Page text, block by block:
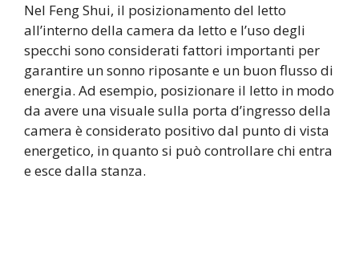
Nel Feng Shui, il posizionamento del letto
all’interno della camera da letto e l’uso degli
specchi sono considerati fattori importanti per
garantire un sonno riposante e un buon flusso di
energia. Ad esempio, posizionare il letto in modo
da avere una visuale sulla porta d’ingresso della
camera è considerato positivo dal punto di vista
energetico, in quanto si può controllare chi entra
e esce dalla stanza.